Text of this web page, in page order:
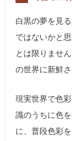
白黒の夢を見
ではないかと
とは限りませ
の世界に新鮮
現実世界で色
識のうちに色
に、普段色彩